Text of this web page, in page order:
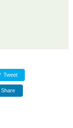
Tweet
Share